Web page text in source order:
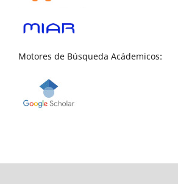
Motores de Búsqueda Acádemicos: